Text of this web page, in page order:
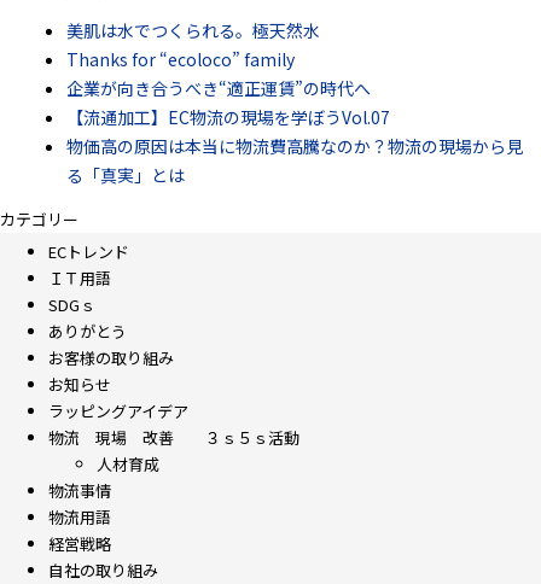
美肌は水でつくられる。極天然水
Thanks for “ecoloco” family
企業が向き合うべき“適正運賃”の時代へ
【流通加工】EC物流の現場を学ぼうVol.07
物価高の原因は本当に物流費高騰なのか？物流の現場から見
る「真実」とは
カテゴリー
ECトレンド
ＩＴ用語
SDGｓ
ありがとう
お客様の取り組み
お知らせ
ラッピングアイデア
物流 現場 改善 ３ｓ５ｓ活動
人材育成
物流事情
物流用語
経営戦略
自社の取り組み